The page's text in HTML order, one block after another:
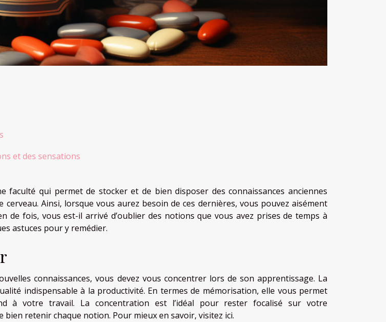
et des sensations
faculté qui permet de stocker et de bien disposer des connaissances anciennes
cerveau. Ainsi, lorsque vous aurez besoin de ces dernières, vous pouvez aisément
de fois, vous est-il arrivé d’oublier des notions que vous avez prises de temps à
astuces pour y remédier.
connaissances, vous devez vous concentrer lors de son apprentissage. La
indispensable à la productivité. En termes de mémorisation, elle vous permet
à votre travail. La concentration est l’idéal pour rester focalisé sur votre
bien retenir chaque notion. Pour mieux en savoir, visitez ici.